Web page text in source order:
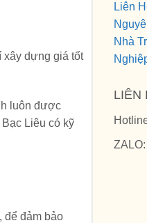
xây dựng giá tốt
luôn được
Liêu có kỹ
để đảm bảo
Liên
Nhà
LIÊN